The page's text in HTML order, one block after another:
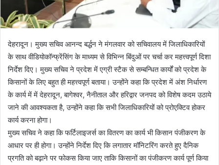
देहरादून। मुख्य सचिव आनन्द बर्द्धन ने मंगलवार को सचिवालय में जिलाधिकारियों
के साथ वीडियोकॉन्फ्रेंसिंग के माध्यम से विभिन्न बिंदुओं पर चर्चा कर महत्त्वपूर्ण दिशा
निर्देश दिए। मुख्य सचिव ने प्रदेश में एग्री स्टैक से सम्बन्धित कार्यों को प्रदेश के
किसानों के लिए बहुत ही महत्त्वपूर्ण बताया। उन्होंने कहा कि प्रदेश में अंश निर्धारण
के कार्य में में देहरादून, बागेश्वर, नैनीताल और हरिद्वार जनपद को विशेष कदम उठाये
जाने की आवश्यकता है, उन्होंने कहा कि सभी जिलाधिकारियों को प्रोएक्टिव होकर
कार्य करना होगा।
मुख्य सचिव ने कहा कि फर्टिलाइजर्स का वितरण का कार्य भी किसान पंजीकरण के
आधार पर ही होगा। उन्होंने निर्देश दिए कि लगातार मॉनिटरिंग करते हुए दैनिक
प्रगति को बढ़ाने पर फोकस किया जाए ताकि किसानों का पंजीकरण कार्य पूर्ण किया